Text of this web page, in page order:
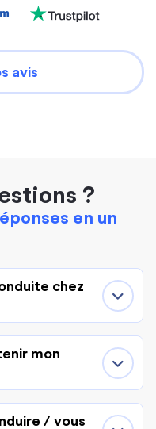
avis
?
en un
chez
mon
/ vous